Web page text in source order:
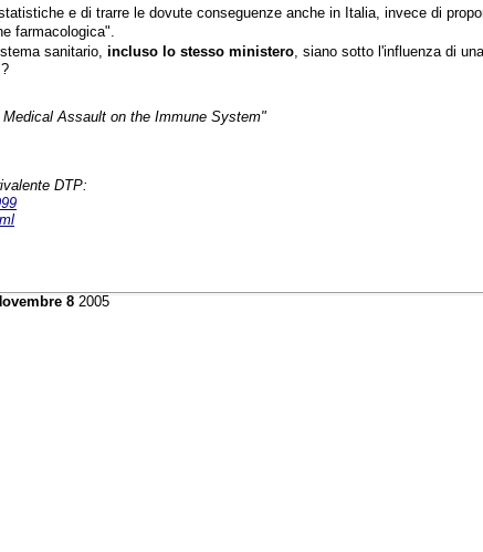
e di trarre le dovute conseguenze anche in Italia, invece di
farmacologica".
sanitario, incluso lo stesso ministero , siano sotto l'influenza di
Assault on the Immune System"
DTP:
8 2005